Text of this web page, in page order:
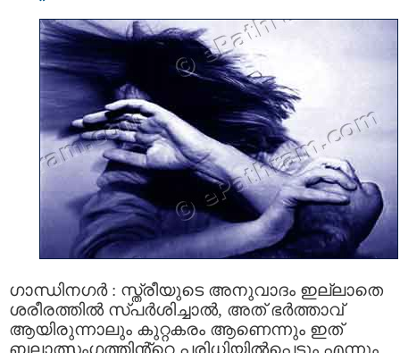
ഗാന്ധിനഗർ : സ്ത്രീയുടെ അനുവാദം ഇല്ലാതെ
ശരീരത്തില്‍ സ്പര്‍ശിച്ചാല്‍, അത് ഭര്‍ത്താവ്
ആയിരുന്നാലും കുറ്റകരം ആണെന്നും ഇത്
ബലാത്സംഗത്തിൻ്റെ പരിധിയിൽപ്പെടും എന്നും